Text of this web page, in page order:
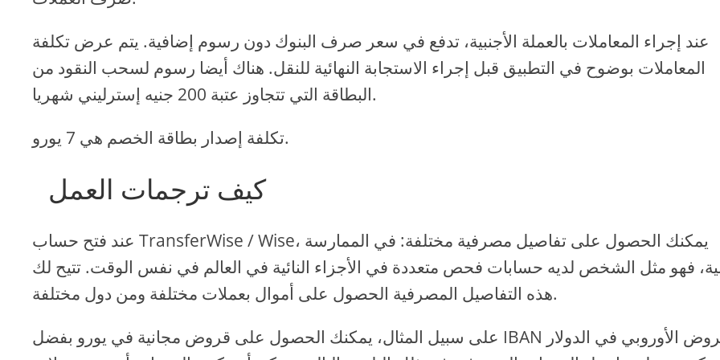
عند إجراء المعاملات بالعملة الأجنبية، تدفع في سعر صرف البنوك دون رسوم إضافية. يتم عرض تكلفة
المعاملات بوضوح في التطبيق قبل إجراء الاستجابة النهائية للنقل. هناك أيضا رسوم لسحب النقود من
البطاقة التي تتجاوز عتبة 200 جنيه إسترليني شهريا.
تكلفة إصدار بطاقة الخصم هي 7 يورو.
كيف ترجمات العمل
عند فتح حساب TransferWise / Wise، يمكنك الحصول على تفاصيل مصرفية مختلفة: في الممارسة
فهو مثل الشخص لديه حسابات فحص متعددة في الأجزاء النائية في العالم في نفس الوقت. تتيح لك
هذه التفاصيل المصرفية الحصول على أموال بعملات مختلفة ومن دول مختلفة.
على سبيل المثال، يمكنك الحصول على قروض مجانية في يورو بفضل IBAN والقروض الأوروبي في الدولار